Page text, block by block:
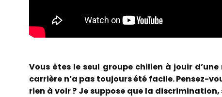
Vous êtes le seul groupe chilien à jouir
carrière n’a pas toujours été facile. Pensez-
rien à voir ? Je suppose que la